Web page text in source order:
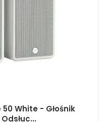
White - Głośnik